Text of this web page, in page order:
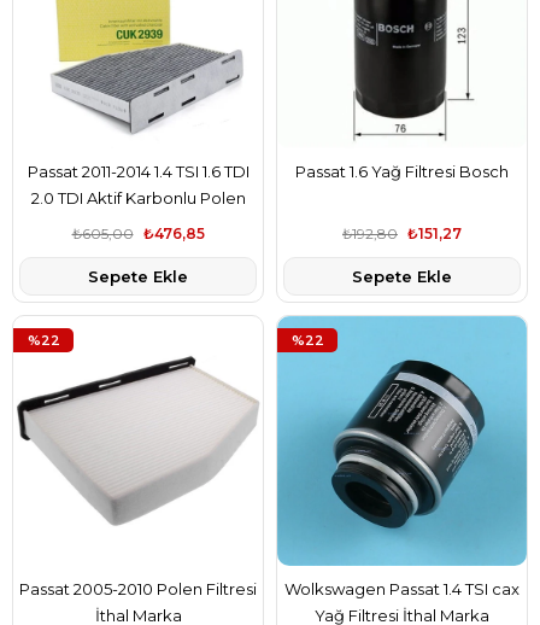
Passat 2011-2014 1.4 TSI 1.6 TDI
2.0 TDI Aktif Karbonlu Polen
Filtresi Mann
₺476,85
₺605,00
Sepete Ekle
Passat 1.6 Yağ Filtresi Bosch
₺151,27
₺192,80
Sepete Ekle
Passat 2005-2010 Polen Filtresi
İthal Marka
%22
Wolkswagen Passat 1.4 TSI cax
Yağ Filtresi İthal Marka
%22